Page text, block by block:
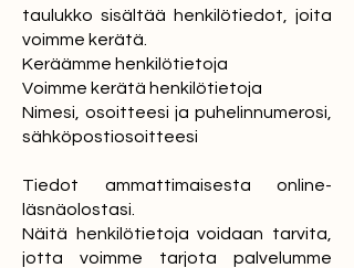
taulukko sisältää henkilötiedot, joita
voimme kerätä.
Keräämme henkilötietoja
Voimme kerätä henkilötietoja
Nimesi, osoitteesi ja puhelinnumerosi,
sähköpostiosoitteesi
Tiedot ammattimaisesta online-
läsnäolostasi.
Näitä henkilötietoja voidaan tarvita,
jotta voimme tarjota palvelumme